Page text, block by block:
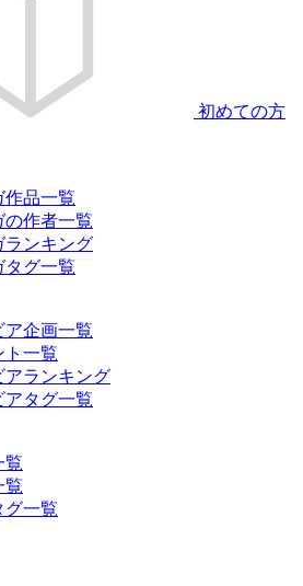
初めての方
作品一覧
の作者一覧
ランキング
タグ一覧
ア企画一覧
ト一覧
アランキング
アタグ一覧
覧
覧
グ一覧